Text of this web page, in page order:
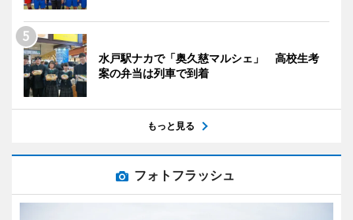
水戸駅ナカで「奥久慈マルシェ」 高校生考
案の弁当は列車で到着
もっと見る
フォトフラッシュ